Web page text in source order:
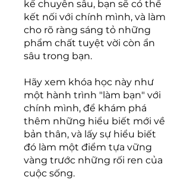
kế chuyên sâu, bạn sẽ có thể
kết nối với chính mình, và làm
cho rõ ràng sáng tỏ những
phẩm chất tuyệt vời còn ẩn
sâu trong bạn.
Hãy xem khóa học này như
một hành trình "làm bạn" với
chính mình, để khám phá
thêm những hiểu biết mới về
bản thân, và lấy sự hiểu biết
đó làm một điểm tựa vững
vàng trước những rối ren của
cuộc sống.